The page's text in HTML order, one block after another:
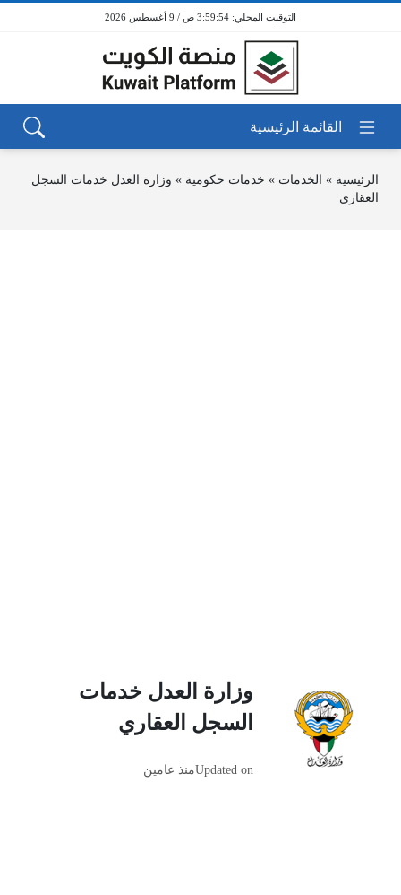
3:59:54 ص / 9 أغسطس 2026
الرئيسية » الخدمات » خدمات حكومية » وزارة العدل خدمات السجل
العقاري
وزارة العدل خدمات
السجل العقاري
Updated onمنذ عامين